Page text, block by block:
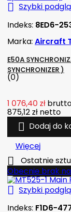
 Szybki
Indeks: 8ED6-
Marka: Aircraft
E50A
SYNCHRONIZER )
(0)
1 076,40 zł
875,12 zł netto
 Dodaj do
Więcej

Ostatnie
Obecnie brak
 Szybki
Indeks: F1D6-